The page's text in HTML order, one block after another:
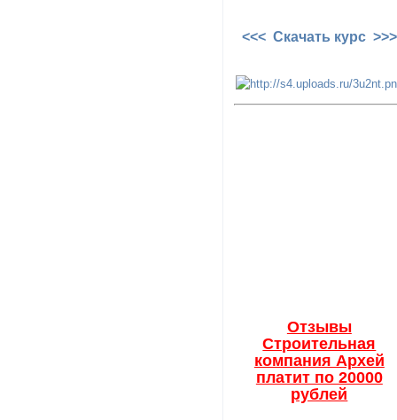
<<< Скачать курс >>>
Отзывы
Строительная
компания Архей
платит по 20000
рублей